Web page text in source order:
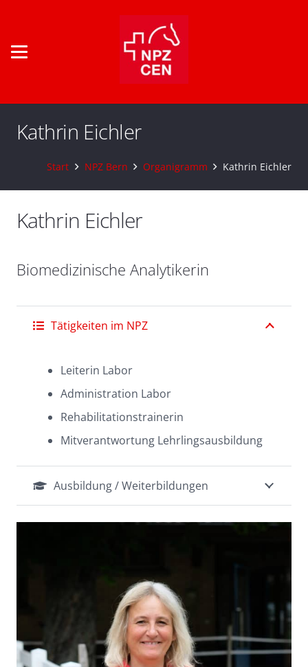
Kathrin Eichler
Start NPZ Bern Organigramm Kathrin Eichler
Kathrin Eichler
Biomedizinische Analytikerin
Tätigkeiten im NPZ
Leiterin Labor
Administration Labor
Rehabilitationstrainerin
Mitverantwortung Lehrlingsausbildung
Ausbildung / Weiterbildungen